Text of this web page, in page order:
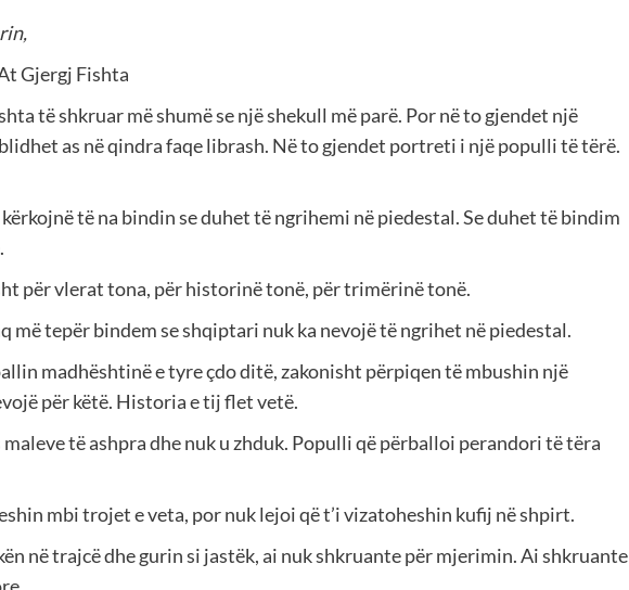
Gjergj Fishta
të shkruar më shumë se një shekull më parë. Por në to gjendet një
as në qindra faqe librash. Në to gjendet portreti i një populli të tërë.
të na bindin se duhet të ngrihemi në piedestal. Se duhet të bindim
për vlerat tona, për historinë tonë, për trimërinë tonë.
më tepër bindem se shqiptari nuk ka nevojë të ngrihet në piedestal.
madhështinë e tyre çdo ditë, zakonisht përpiqen të mbushin një
për këtë. Historia e tij flet vetë.
të ashpra dhe nuk u zhduk. Populli që përballoi perandori të tëra
mbi trojet e veta, por nuk lejoi që t’i vizatoheshin kufij në shpirt.
në trajcë dhe gurin si jastëk, ai nuk shkruante për mjerimin. Ai shkruante